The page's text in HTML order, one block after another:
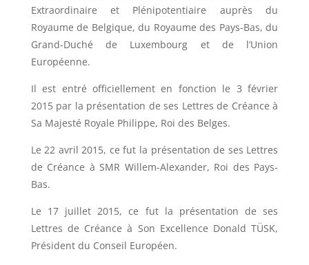
Extraordinaire et Plénipotentiaire auprès du
Royaume de Belgique, du Royaume des Pays-Bas, du
Grand-Duché de Luxembourg et de l’Union
Européenne.
Il est entré officiellement en fonction le 3 février
2015 par la présentation de ses Lettres de Créance à
Sa Majesté Royale Philippe, Roi des Belges.
Le 22 avril 2015, ce fut la présentation de ses Lettres
de Créance à SMR Willem-Alexander, Roi des Pays-
Bas.
Le 17 juillet 2015, ce fut la présentation de ses
Lettres de Créance à Son Excellence Donald TÜSK,
Président du Conseil Européen.